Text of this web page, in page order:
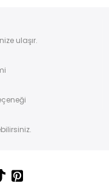
ulaşır.